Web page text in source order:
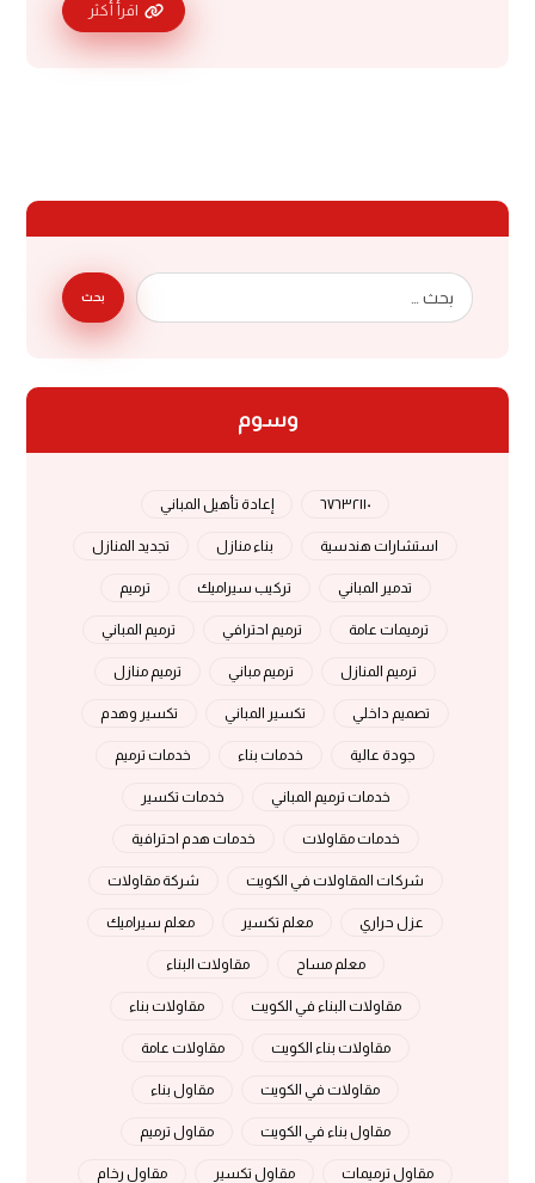
اقرأ أكثر
بحث
وسوم
٦٧٦٣٢١١٠ إعادة تأهيل المباني
استشارات هندسية بناء منازل تجديد المنازل
تدمير المباني تركيب سيراميك ترميم
ترميمات عامة ترميم احترافي ترميم المباني
ترميم المنازل ترميم مباني ترميم منازل
تصميم داخلي تكسير المباني تكسير وهدم
جودة عالية خدمات بناء خدمات ترميم
خدمات ترميم المباني خدمات تكسير
خدمات مقاولات خدمات هدم احترافية
شركات المقاولات في الكويت شركة مقاولات
عزل حراري معلم تكسير معلم سيراميك
معلم مساح مقاولات البناء
مقاولات البناء في الكويت مقاولات بناء
مقاولات بناء الكويت مقاولات عامة
مقاولات في الكويت مقاول بناء
مقاول بناء في الكويت مقاول ترميم
مقاول ترميمات مقاول تكسير مقاول رخام